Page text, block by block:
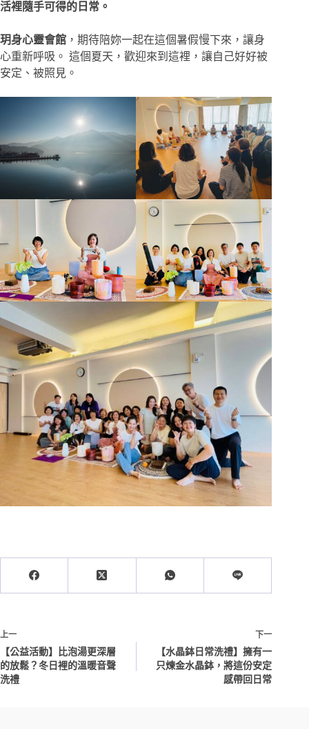
活裡隨手可得的日常。
玥身心靈會館 ，期待陪妳一起在這個暑假慢下來，讓身
心重新呼吸。 這個夏天，歡迎來到這裡，讓自己好好被
安定、被照見。
上一
【公益活動】比泡湯更深層
的放鬆？冬日裡的溫暖音聲
洗禮
下一
【水晶鉢日常洗禮】擁有一
只煉金水晶鉢，將這份安定
感帶回日常